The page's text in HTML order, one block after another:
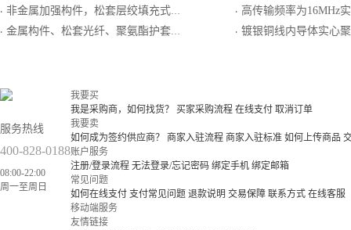
· 非金属加强构件，松套层绞填充式、耐电痕护套、自承式通信用室外光缆
· 金属构件、松套光纤、聚氨酯护套室内配线光缆GJPU
· 高传输频率为16MHz实心聚烯烃绝缘阻燃聚烯烃护
· 镀银铜线内导体实心聚全氟乙丙烯内层聚乙烯外层绝缘单层编织屏
服务热线
400-828-0188
08:00-22:00
周一至周日
我要买
我是采购商，如何找货？
买家采购流程 在线支付 取消订单
我要卖
如何成为签约供应商？
商家入驻流程 商家入驻标准 如何上传商品
账户服务
注册/登录流程 无法登录/忘记密码 绑定手机 绑定邮箱
常见问题
如何在线支付 支付常见问题 退款说明 交易保障 联系方式 在线客服
移动端服务
友情链接